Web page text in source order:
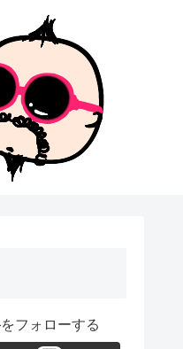
フォローする